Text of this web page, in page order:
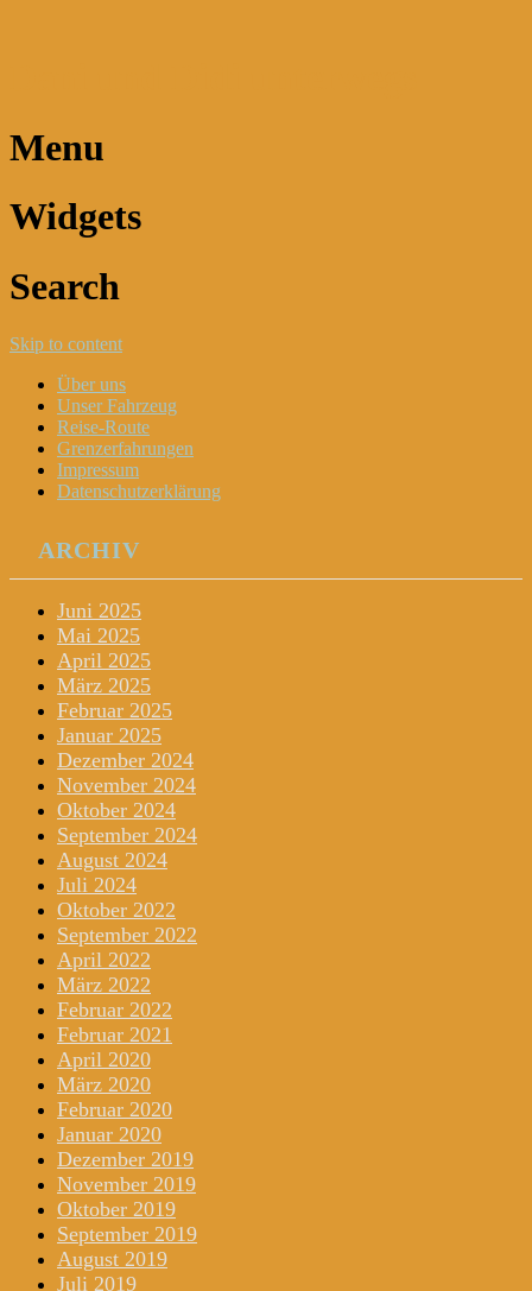
Menu
Widgets
Search
Skip to content
Über uns
Unser Fahrzeug
Reise-Route
Grenzerfahrungen
Impressum
Datenschutzerklärung
ARCHIV
Juni 2025
Mai 2025
April 2025
März 2025
Februar 2025
Januar 2025
Dezember 2024
November 2024
Oktober 2024
September 2024
August 2024
Juli 2024
Oktober 2022
September 2022
April 2022
März 2022
Februar 2022
Februar 2021
April 2020
März 2020
Februar 2020
Januar 2020
Dezember 2019
November 2019
Oktober 2019
September 2019
August 2019
Juli 2019